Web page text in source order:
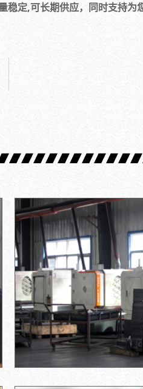
定,可长期供应，同时支持为
信瑞达提供石墨原材料以及加工
障，免去中间商困扰，价格公道
您提供一站式石